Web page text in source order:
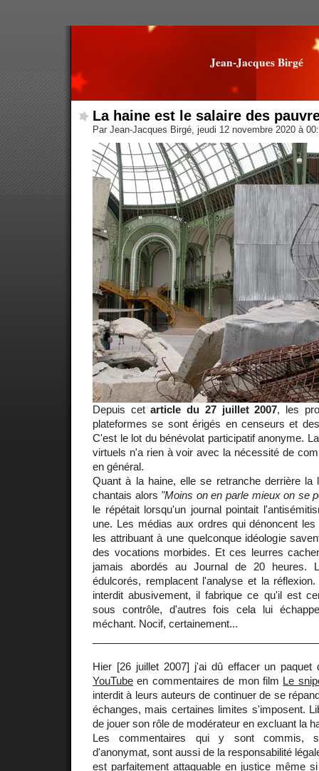
Jean-Jacques Birgé
La haine est le salaire des
Par Jean-Jacques Birgé, jeudi 12 novembre 2020 à
Depuis cetarticle du 27 juillet 2007, les
plateformes se sont érigés en censeurs et
C'est le lot du bénévolat participatif anonyme.
virtuels n'a rien à voir avec la nécessité de
en général.
Quant à la haine, elle se retranche derrière la
chantais alors "Moins on en parle mieux on se
le répétait lorsqu'un journal pointait
une. Les médias aux ordres qui dénoncent
les attribuant à une quelconque idéologie
des vocations morbides. Et ces leurres
jamais abordés au Journal de 20 heures.
édulcorés, remplacent l'analyse et la
interdit abusivement, il fabrique ce qu'il est
sous contrôle, d'autres fois cela lui
méchant. Nocif, certainement...
Hier [26 juillet 2007] j'ai dû effacer un paquet
YouTube en commentaires de mon film Le
interdit à leurs auteurs de continuer de se
échanges, mais certaines limites s'imposent.
de jouer son rôle de modérateur en excluant la
Les commentaires qui y sont commis,
d'anonymat, sont aussi de la responsabilité
est parfaitement attaquable en justice même